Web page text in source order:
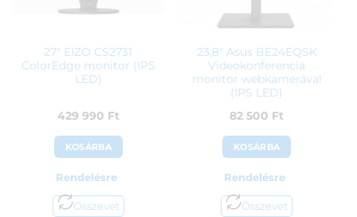
27″ EIZO CS2731
ColorEdge monitor (IPS
LED)
429 990 Ft
KOSÁRBA
Rendelésre
Összevet
23,8″ Asus BE24EQSK
Videokonferencia
monitor webkamerával
(IPS LED)
82 500 Ft
KOSÁRBA
Rendelésre
Összevet